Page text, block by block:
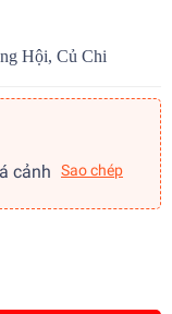
Hội, Củ Chi
cảnh Sao chép